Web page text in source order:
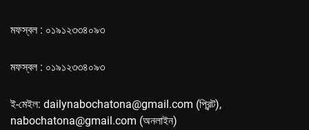
মফস্বল : ০১৯১২৩৩৪০৯৩
মফস্বল : ০১৯১২৩৩৪০৯৩
ই-মেইল: dailynabochatona@gmail.com (প্রিন্ট),
nabochatona@gmail.com (অনলাইন)